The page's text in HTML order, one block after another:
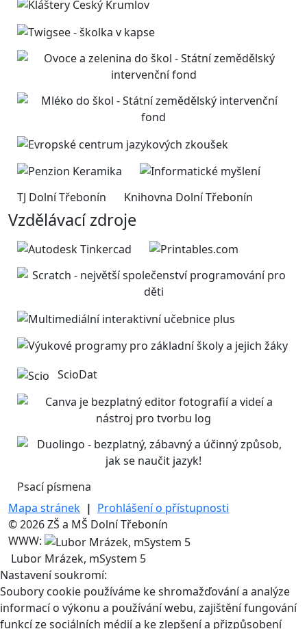
TJ Dolní Třebonín Knihovna Dolní Třebonín
Vzdělávací zdroje
ScioDat
Psací písmena
Mapa stránek | Prohlášení o přístupnosti
© 2026 ZŠ a MŠ Dolní Třebonín
WWW:
Lubor Mrázek, mSystem 5
Nastavení soukromí:
Soubory cookie používáme ke shromažďování a analýze
informací o výkonu a používání webu, zajištění fungování
funkcí ze sociálních médií a ke zlepšení a přizpůsobení